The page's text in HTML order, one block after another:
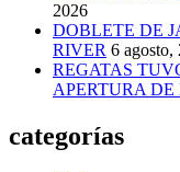
2026
DOBLETE DE
RIVER 6 agosto,
REGATAS
APERTURA
categorías